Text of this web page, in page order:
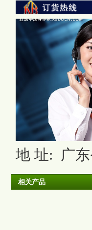
地 址: 广东
相关产品